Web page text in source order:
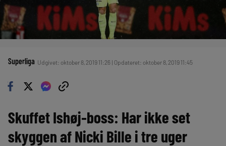
Superliga Udgivet: oktober 8, 2019 11:26 | Opdateret: oktober 8, 2019 11:45
Skuffet Ishøj-boss: Har ikke set
skyggen af Nicki Bille i tre uger